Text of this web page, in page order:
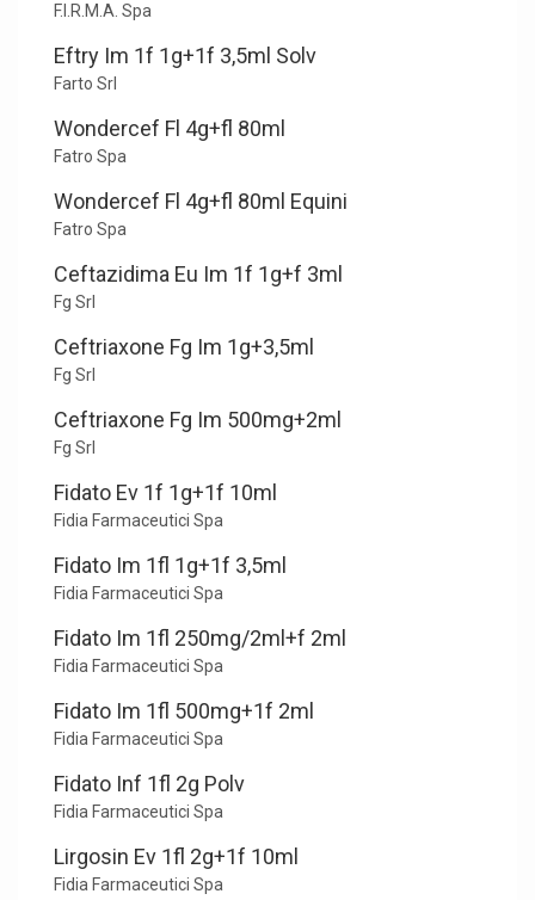
F.I.R.M.A. Spa
Eftry Im 1f 1g+1f 3,5ml Solv
Farto Srl
Wondercef Fl 4g+fl 80ml
Fatro Spa
Wondercef Fl 4g+fl 80ml Equini
Fatro Spa
Ceftazidima Eu Im 1f 1g+f 3ml
Fg Srl
Ceftriaxone Fg Im 1g+3,5ml
Fg Srl
Ceftriaxone Fg Im 500mg+2ml
Fg Srl
Fidato Ev 1f 1g+1f 10ml
Fidia Farmaceutici Spa
Fidato Im 1fl 1g+1f 3,5ml
Fidia Farmaceutici Spa
Fidato Im 1fl 250mg/2ml+f 2ml
Fidia Farmaceutici Spa
Fidato Im 1fl 500mg+1f 2ml
Fidia Farmaceutici Spa
Fidato Inf 1fl 2g Polv
Fidia Farmaceutici Spa
Lirgosin Ev 1fl 2g+1f 10ml
Fidia Farmaceutici Spa